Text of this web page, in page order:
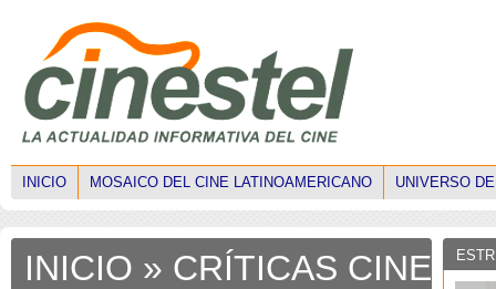
INICIO MOSAICO DEL CINE LATINOAMERICANO UNIVERSO
INICIO » CRÍTICAS CINE